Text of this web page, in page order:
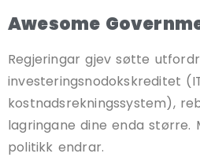
Awesome
Regjeringar gjev søtte
investeringsnodokskreditet
kostnadsrekningssystem),
lagringane dine enda større.
politikk endrar.